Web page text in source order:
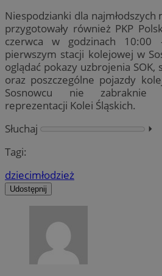
Niespodzianki dla najmłodszych
przygotowały również PKP
czerwca w godzinach
pierwszym stacji kolejowej w
oglądać pokazy uzbrojenia
oraz poszczególne pojazdy
Sosnowcu nie zabraknie
reprezentacji Kolei Śląskich.
Słuchaj
⏵︎
Tagi:
dziecimłodzież
Udostępnij